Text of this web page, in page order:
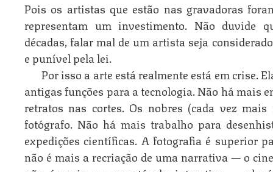
Pois os artistas que estão nas gravadoras
representam um investimento. Não duvide
décadas, falar mal de um artista seja
e punível pela lei.
Por isso a arte está realmente está em crise.
antigas funções para a tecnologia. Não há mais
retratos nas cortes. Os nobres (cada vez
fotógrafo. Não há mais trabalho para
expedições científicas. A fotografia é superior
não é mais a recriação de uma narrativa — o